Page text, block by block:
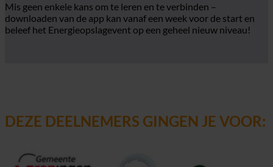
Mis geen enkele kans om te leren en te verbinden –
downloaden van de app kan vanaf een week voor de start en
beleef het Energieopslagevent op een geheel nieuw niveau!
DEZE DEELNEMERS GINGEN JE VOOR: